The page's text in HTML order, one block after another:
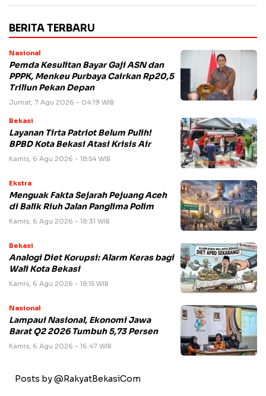
BERITA TERBARU
Nasional
Pemda Kesulitan Bayar Gaji ASN dan
PPPK, Menkeu Purbaya Cairkan Rp20,5
Triliun Pekan Depan
Jumat, 7 Agu 2026 - 04:19 WIB
Bekasi
Layanan Tirta Patriot Belum Pulih!
BPBD Kota Bekasi Atasi Krisis Air
Kamis, 6 Agu 2026 - 18:54 WIB
Ekstra
Menguak Fakta Sejarah Pejuang Aceh
di Balik Riuh Jalan Panglima Polim
Kamis, 6 Agu 2026 - 18:31 WIB
Bekasi
Analogi Diet Korupsi: Alarm Keras bagi
Wali Kota Bekasi
Kamis, 6 Agu 2026 - 18:15 WIB
Nasional
Lampaui Nasional, Ekonomi Jawa
Barat Q2 2026 Tumbuh 5,73 Persen
Kamis, 6 Agu 2026 - 16:47 WIB
Posts by @RakyatBekasiCom